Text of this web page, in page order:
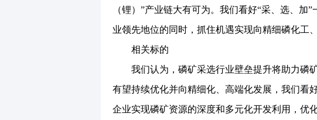
（锂）”产业链大有可为。我们看好“采、选、加
业领先地位的同时，抓住机遇实现向精细磷化工
相关标的
我们认为，磷矿采选行业壁垒提升将助力磷
有望持续优化并向精细化、高端化发展，我们看
企业实现磷矿资源的深度和多元化开发利用，优